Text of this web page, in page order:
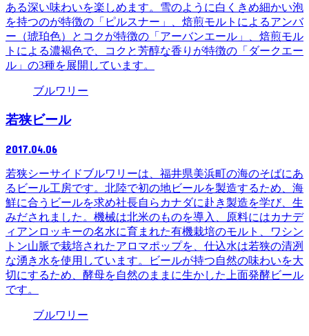
ある深い味わいを楽しめます。雪のように白くきめ細かい泡
を持つのが特徴の「ピルスナー」、焙煎モルトによるアンバ
ー（琥珀色）とコクが特徴の「アーバンエール」、焙煎モル
トによる濃褐色で、コクと芳醇な香りが特徴の「ダークエー
ル」の3種を展開しています。
ブルワリー
若狭ビール
2017.04.06
若狭シーサイドブルワリーは、福井県美浜町の海のそばにあ
るビール工房です。北陸で初の地ビールを製造するため、海
鮮に合うビールを求め社長自らカナダに赴き製造を学び、生
みだされました。機械は北米のものを導入、原料にはカナデ
ィアンロッキーの名水に育まれた有機栽培のモルト、ワシン
トン山脈で栽培されたアロマポップを、仕込水は若狭の清冽
な湧き水を使用しています。ビールが持つ自然の味わいを大
切にするため、酵母を自然のままに生かした上面発酵ビール
です。
ブルワリー